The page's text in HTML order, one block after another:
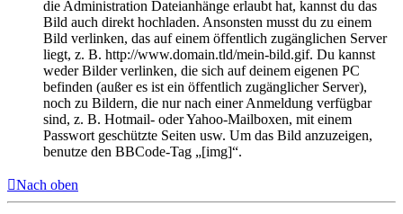
die Administration Dateianhänge erlaubt hat, kannst du das
Bild auch direkt hochladen. Ansonsten musst du zu einem
Bild verlinken, das auf einem öffentlich zugänglichen Server
liegt, z. B. http://www.domain.tld/mein-bild.gif. Du kannst
weder Bilder verlinken, die sich auf deinem eigenen PC
befinden (außer es ist ein öffentlich zugänglicher Server),
noch zu Bildern, die nur nach einer Anmeldung verfügbar
sind, z. B. Hotmail- oder Yahoo-Mailboxen, mit einem
Passwort geschützte Seiten usw. Um das Bild anzuzeigen,
benutze den BBCode-Tag „[img]“.
Nach oben